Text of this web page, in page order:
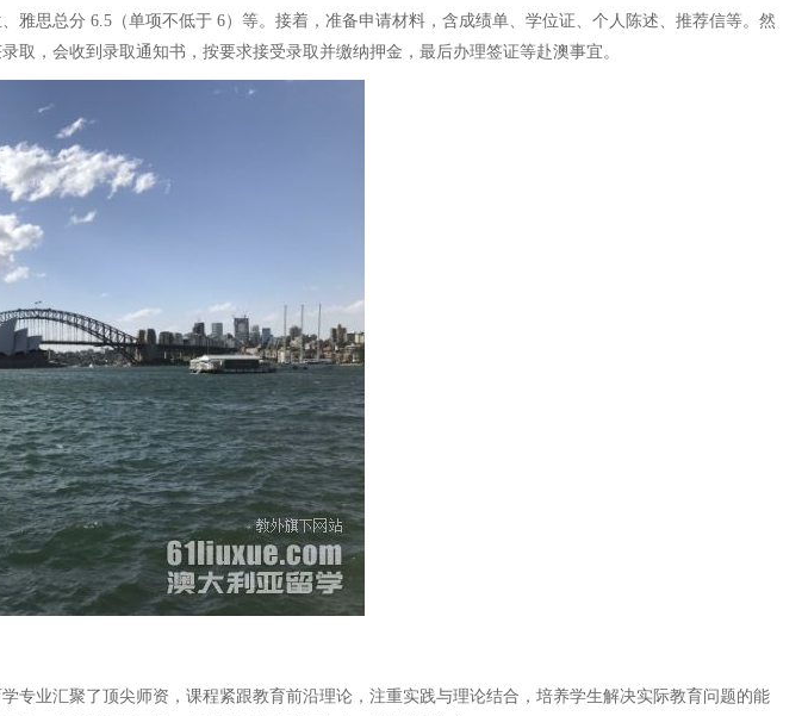
思总分 6.5（单项不低于 6）等。接着，准备申请材料，含成绩单、学位证、个人陈述、推荐信等。然
，会收到录取通知书，按要求接受录取并缴纳押金，最后办理签证等赴澳事宜。
业汇聚了顶尖师资，课程紧跟教育前沿理论，注重实践与理论结合，培养学生解决实际教育问题的能